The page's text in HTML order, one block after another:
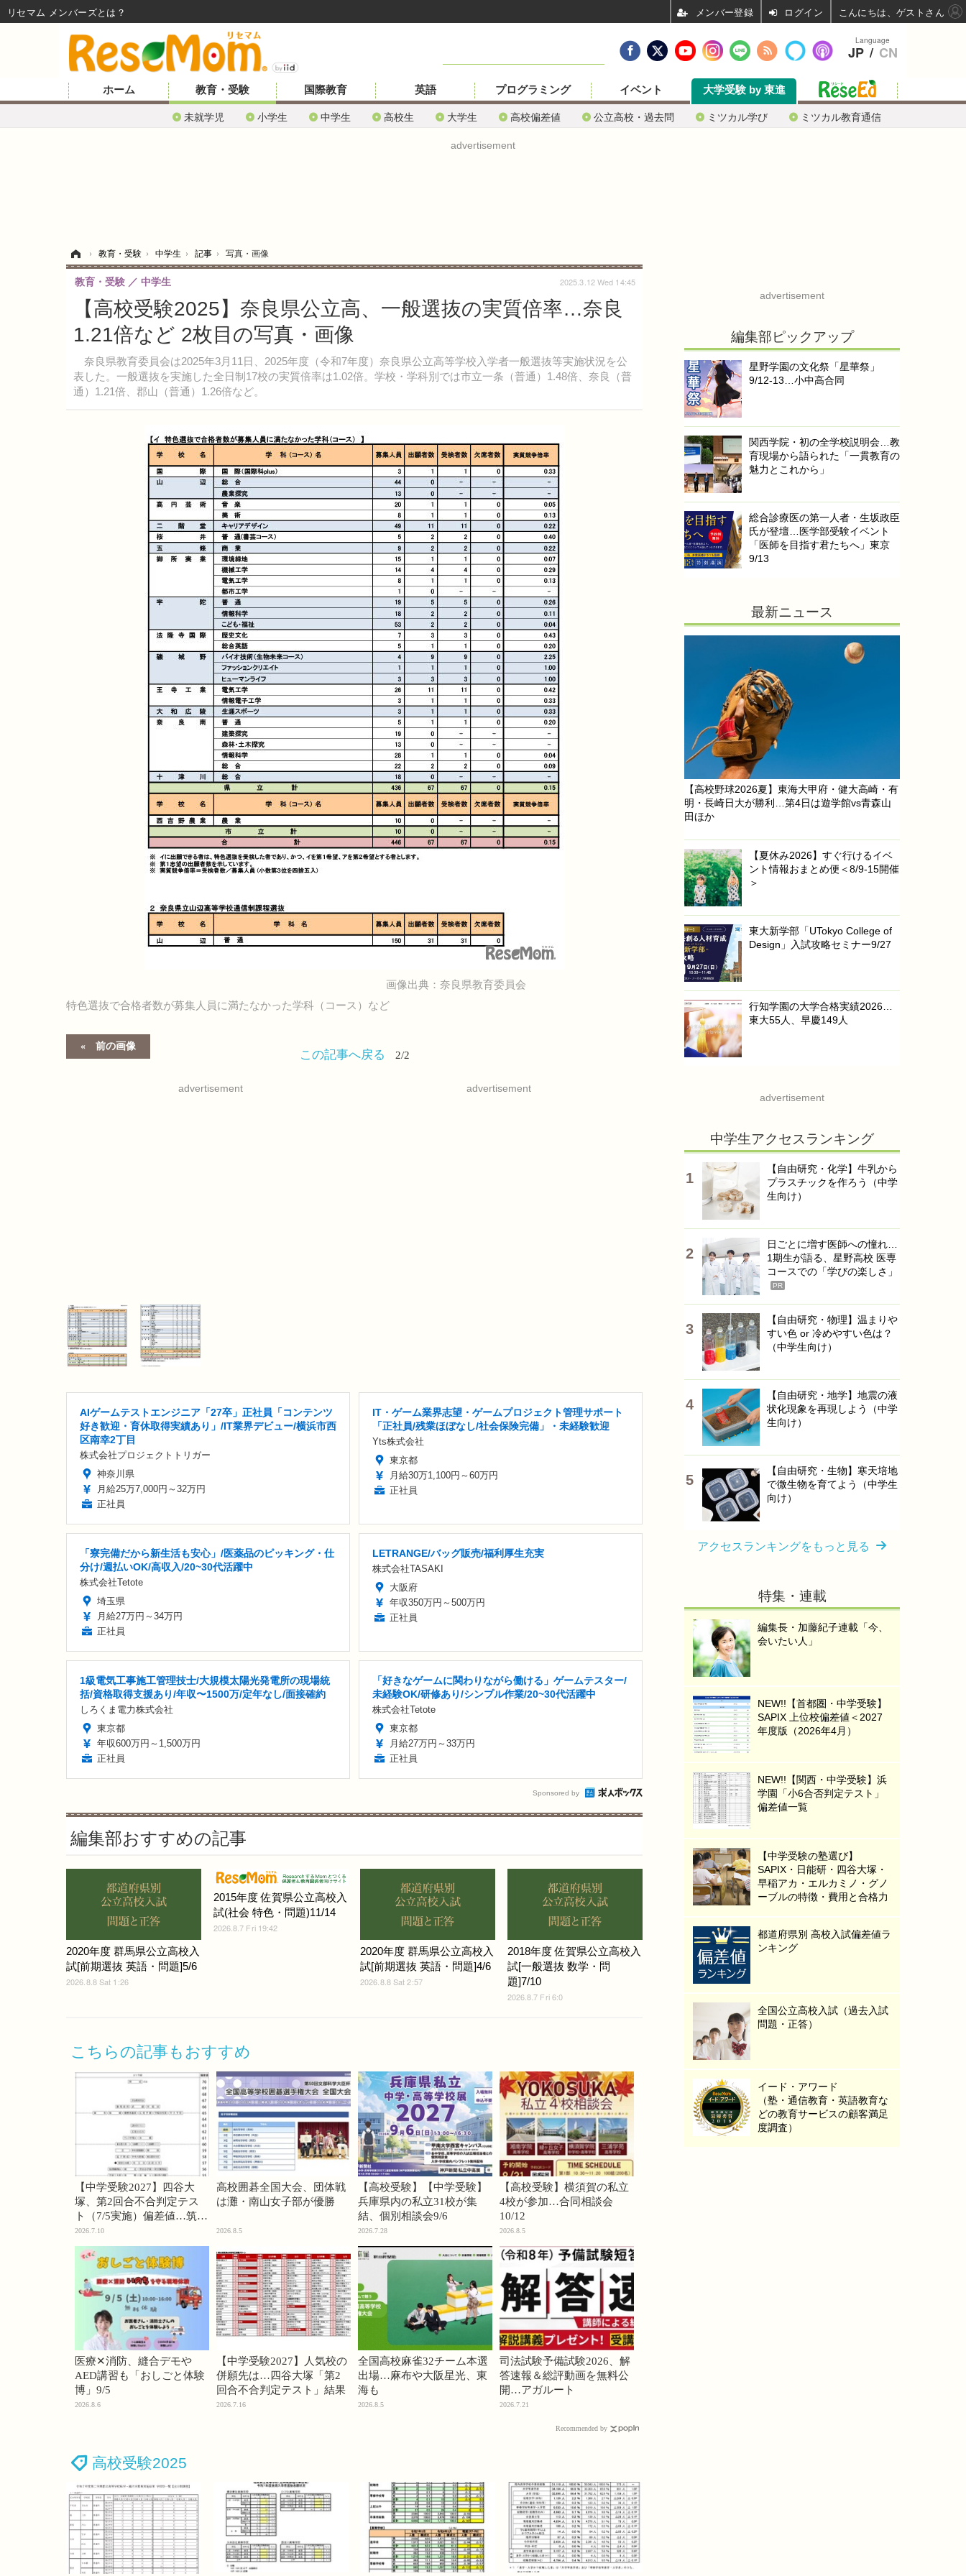
ホーム 教育・受験
未就学児 小学生 中学生 高校生 大学生 高校偏差値 公立高校・過去問 ミツカル学び ミツカル教育通信
国際教育 英語 プログラミング イベント 大学受験 by 東進
advertisement
› 教育・受験 › 中学生 › 記事 › 写真・画像
【高校受験2025】奈良県公立高、一般選抜の実質倍率…奈良
1.21倍など 2枚目の写真・画像
奈良県教育委員会は2025年3月11日、2025年度（令和7年度）奈良県公立高等学校入学者一般選抜等実施状況を公
表した。一般選抜を実施した全日制17校の実質倍率は1.02倍。学校・学科別では市立一条（普通）1.48倍、奈良（普
通）1.21倍、郡山（普通）1.26倍など。
教育・受験 中学生 2025.3.12 Wed 14:45
画像出典：奈良県教育委員会
特色選抜で合格者数が募集人員に満たなかった学科（コース）など
前の画像
この記事へ戻る 2/2
advertisement advertisement
AIゲームテストエンジニア「27卒」正社員「コンテンツ
好き歓迎・育休取得実績あり」/IT業界デビュー/横浜市西
区南幸2丁目
株式会社プロジェクトトリガー
神奈川県
月給25万7,000円～32万円
正社員
IT・ゲーム業界志望・ゲームプロジェクト管理サポート
「正社員/残業ほぼなし/社会保険完備」・未経験歓迎
Yts株式会社
東京都
月給30万1,100円～60万円
正社員
「寮完備だから新生活も安心」/医薬品のピッキング・仕
分け/週払いOK/高収入/20~30代活躍中
株式会社Tetote
埼玉県
月給27万円～34万円
正社員
LETRANGE/バッグ販売/福利厚生充実
株式会社TASAKI
大阪府
年収350万円～500万円
正社員
1級電気工事施工管理技士/大規模太陽光発電所の現場統
括/資格取得支援あり/年収〜1500万/定年なし/面接確約
しろくま電力株式会社
東京都
年収600万円～1,500万円
正社員
「好きなゲームに関わりながら働ける」ゲームテスター/
未経験OK/研修あり/シンプル作業/20~30代活躍中
株式会社Tetote
東京都
月給27万円～33万円
正社員
Sponsored by
編集部おすすめの記事
2020年度 群馬県公立高校入
試[前期選抜 英語・問題]5/6
2026.8.8 Sat 1:26
2015年度 佐賀県公立高校入
試(社会 特色・問題)11/14
2026.8.7 Fri 19:42
2020年度 群馬県公立高校入
試[前期選抜 英語・問題]4/6
2026.8.8 Sat 2:57
2018年度 佐賀県公立高校入
試[一般選抜 数学・問
題]7/10
2026.8.7 Fri 6:0
こちらの記事もおすすめ
【中学受験2027】四谷大
塚、第2回合不合判定テス
ト（7/5実施）偏差値…筑駒
74・桜蔭70＜PR＞
2026.7.10
高校囲碁全国大会、団体戦
は灘・南山女子部が優勝
2026.8.5
【高校受験】【中学受験】
兵庫県内の私立31校が集
結、個別相談会9/6
2026.7.28
【高校受験】横須賀の私立
4校が参加…合同相談会
10/12
2026.8.5
医療✕消防、縫合デモや
AED講習も「おしごと体験
博」9/5
2026.8.6
【中学受験2027】人気校の
併願先は…四谷大塚「第2
回合不合判定テスト」結果
2026.7.16
全国高校麻雀32チーム本選
出場…麻布や大阪星光、東
海も
2026.8.5
司法試験予備試験2026、解
答速報＆総評動画を無料公
開…アガルート
2026.7.21
Recommended by
高校受験2025
advertisement
編集部ピックアップ
星野学園の文化祭「星華祭」
9/12-13…小中高合同
関西学院・初の全学校説明会…教
育現場から語られた「一貫教育の
魅力とこれから」
総合診療医の第一人者・生坂政臣
氏が登壇…医学部受験イベント
「医師を目指す君たちへ」東京
9/13
最新ニュース
【高校野球2026夏】東海大甲府・健大高崎・有
明・長崎日大が勝利…第4日は遊学館vs青森山
田ほか
【夏休み2026】すぐ行けるイベ
ント情報おまとめ便＜8/9-15開催
＞
東大新学部「UTokyo College of
Design」入試攻略セミナー9/27
行知学園の大学合格実績2026…
東大55人、早慶149人
advertisement
中学生アクセスランキング
【自由研究・化学】牛乳から
プラスチックを作ろう（中学
生向け）
日ごとに増す医師への憧れ…
1期生が語る、星野高校 医専
コースでの「学びの楽しさ」
PR
【自由研究・物理】温まりや
すい色 or 冷めやすい色は？
（中学生向け）
【自由研究・地学】地震の液
状化現象を再現しよう（中学
生向け）
【自由研究・生物】寒天培地
で微生物を育てよう（中学生
向け）
アクセスランキングをもっと見る
特集・連載
編集長・加藤紀子連載「今、
会いたい人」
NEW!!【首都圏・中学受験】
SAPIX 上位校偏差値＜2027
年度版（2026年4月）
NEW!!【関西・中学受験】浜
学園「小6合否判定テスト」
偏差値一覧
【中学受験の塾選び】
SAPIX・日能研・四谷大塚・
早稲アカ・エルカミノ・グノ
ーブルの特徴・費用と合格力
都道府県別 高校入試偏差値ラ
ンキング
全国公立高校入試（過去入試
問題・正答）
イード・アワード
（塾・通信教育・英語教育な
どの教育サービスの顧客満足
度調査）
Language
JP / CN
リセマム メンバーズ ログイン こんにちは、ゲストさん